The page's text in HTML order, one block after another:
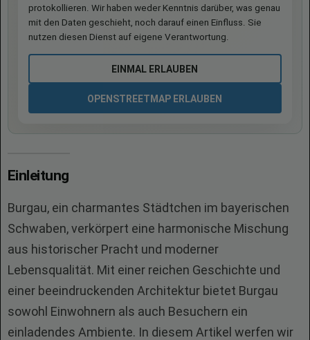
protokollieren. Wir haben weder Kenntnis darüber, was genau
mit den Daten geschieht, noch darauf einen Einfluss. Sie
nutzen diesen Dienst auf eigene Verantwortung.
EINMAL ERLAUBEN
OPENSTREETMAP ERLAUBEN
Einleitung
Burgau, ein charmantes Städtchen im bayerischen
Schwaben, verkörpert eine harmonische Mischung
aus historischer Pracht und moderner
Lebensqualität. Mit einer reichen Geschichte und
einer beeindruckenden Architektur bietet Burgau
sowohl Einwohnern als auch Besuchern ein
einladendes Ambiente. In diesem Artikel werfen wir